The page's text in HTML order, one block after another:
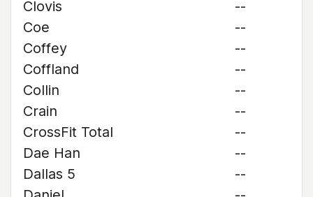
Clovis
--
Coe
--
Coffey
--
Coffland
--
Collin
--
Crain
--
CrossFit Total
--
Dae Han
--
Dallas 5
--